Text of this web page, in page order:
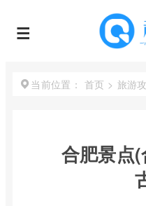
当前位置： 首页 > 旅游
合肥景点